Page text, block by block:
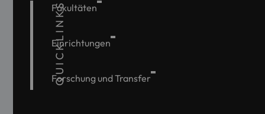
QUICKLINKS
Fakultäten
Einrichtungen
Forschung und Transfer